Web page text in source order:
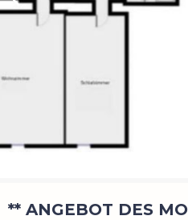
** ANGEBOT DES